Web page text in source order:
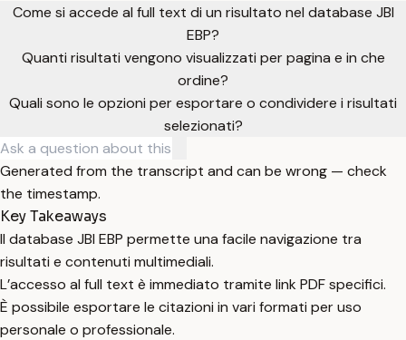
Come si accede al full text di un risultato nel database JBI
EBP?
Quanti risultati vengono visualizzati per pagina e in che
ordine?
Quali sono le opzioni per esportare o condividere i risultati
selezionati?
Generated from the transcript and can be wrong — check
the timestamp.
Key Takeaways
Il database JBI EBP permette una facile navigazione tra
risultati e contenuti multimediali.
L’accesso al full text è immediato tramite link PDF specifici.
È possibile esportare le citazioni in vari formati per uso
personale o professionale.